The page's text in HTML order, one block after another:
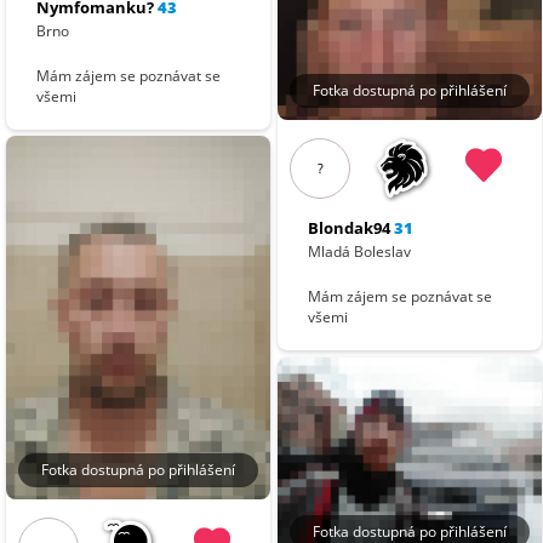
Nymfomanku?43
Brno
Mám zájem se poznávat se
všemi
Fotka dostupná po přihlášení
Fotka dostupná po přihlášení
?
Blondak9431
Mladá Boleslav
Mám zájem se poznávat se
všemi
Fotka dostupná po přihlášení